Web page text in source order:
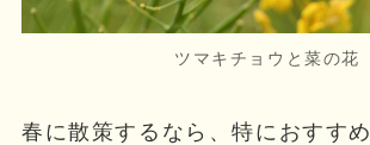
ツマキチョウと菜の花
春に散策するなら、特におすす